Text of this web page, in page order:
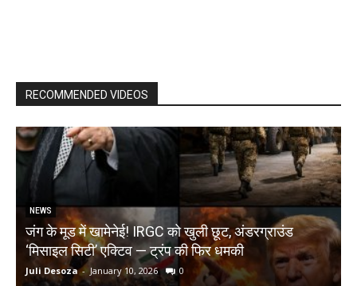
RECOMMENDED VIDEOS
NEWS
जंग के मूड में खामेनेई! IRGC को खुली छूट, अंडरग्राउंड
‘मिसाइल सिटी’ एक्टिव — ट्रंप की फिर धमकी
Juli Desoza - January 10, 2026 0